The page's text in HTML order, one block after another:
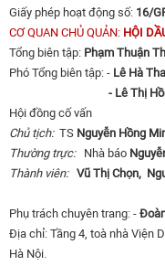
Giấy phép hoạt động số: 16/
CƠ QUAN CHỦ QUẢN: HỘI
Tổng biên tập: Phạm Thuận
Phó Tổng biên tập: - Lê Hà
- Lê Thị
Hội đồng cố vấn
Chủ tịch:TS Nguyễn Hồng
Thường trực: Nhà báo
Thành viên: Vũ Thị Chọn,
Phụ trách chuyên trang: -
Địa chỉ: Tầng 4, toà nhà Viện
Hà Nội.